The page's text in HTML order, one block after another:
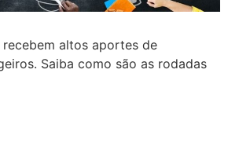
altos aportes de
Saiba como são as rodadas